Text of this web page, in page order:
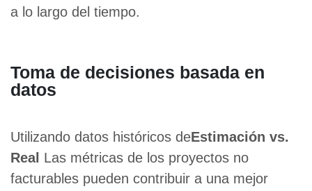
a lo largo del tiempo.
Toma de decisiones basada en
datos
Utilizando datos históricos deEstimación vs.
Real Las métricas de los proyectos no
facturables pueden contribuir a una mejor